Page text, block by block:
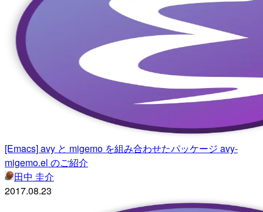
[Emacs] avy と migemo を組み合わせたパッケージ avy-
migemo.el のご紹介
田中 圭介
2017.08.23